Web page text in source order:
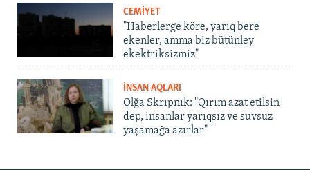
CEMİYET
"Haberlerge köre, yarıq bere
ekenler, amma biz bütünley
ekektriksizmiz"
İNSAN AQLARI
Olğa Skrıpnık: "Qırım azat etilsin
dep, insanlar yarıqsız ve suvsuz
yaşamağa azırlar"